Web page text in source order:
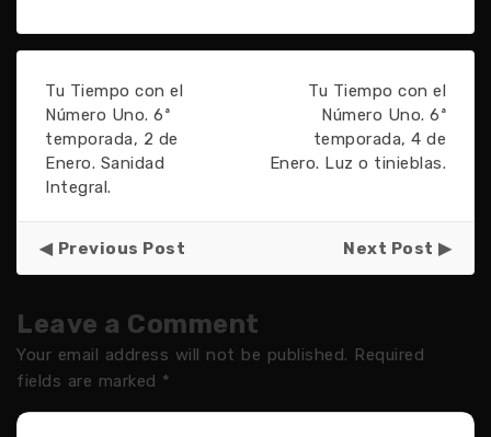
Tu Tiempo con el
Número Uno. 6ª
temporada, 2 de
Enero. Sanidad
Integral.
Tu Tiempo con el
Número Uno. 6ª
temporada, 4 de
Enero. Luz o tinieblas.
Previous Post Next Post
Leave a Comment
Your email address will not be published. Required
fields are marked *